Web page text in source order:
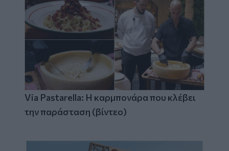
Via Pastarella: Η καρμπονάρα που κλέβει
την παράσταση (βίντεο)